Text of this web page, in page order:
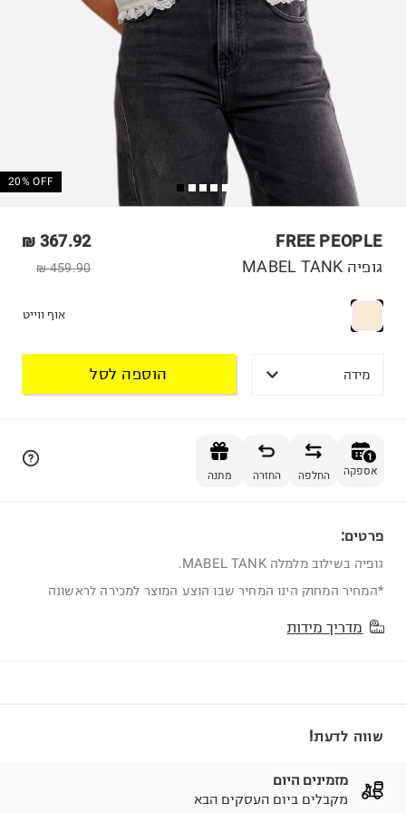
20% OFF
FREE PEOPLE
367.92 ₪
459.90 ₪ גופיה MABEL TANK
אוף ווייט
מידה הוספה לסל
1
אספקה החלפה החזרה מתנה
פרטים:
גופיה בשילוב מלמלה MABEL TANK.
*המחיר המחוק הינו המחיר שבו הוצע המוצר למכירה לראשונה
מדריך מידות
שווה לדעת!
מזמינים היום
מקבלים ביום העסקים הבא